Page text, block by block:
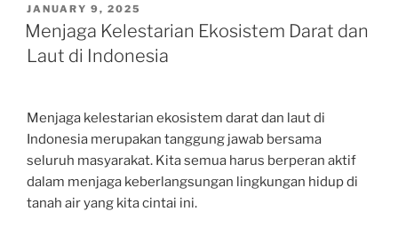
POSTED
ON
JANUARY 9, 2025
Menjaga Kelestarian Ekosistem Darat dan
Laut di Indonesia
Menjaga kelestarian ekosistem darat dan laut di
Indonesia merupakan tanggung jawab bersama
seluruh masyarakat. Kita semua harus berperan aktif
dalam menjaga keberlangsungan lingkungan hidup di
tanah air yang kita cintai ini.